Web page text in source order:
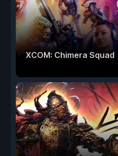
XCOM: Chimera Squad